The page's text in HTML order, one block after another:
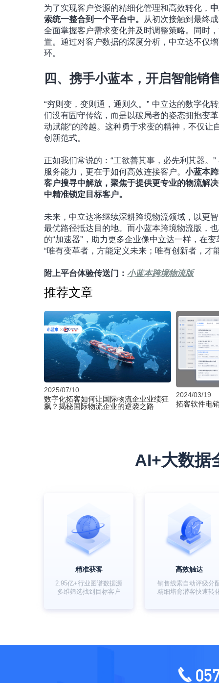
为了实现客户资源的精细化管理和高效转化，
索统一整合到一个平台中。 从初次接触到最终
全面掌握客户需求变化并及时调整策略。同时
置。通过对客户数据的深度分析，中立达不仅
环。
四、携手小蓝本，开启智能销
“穷则变，变则通，通则久。” 中立达的数字化
们没有固守传统，而是以破局者的姿态拥抱变
动赋能”的跨越。这种勇于求变的精神，不仅
创新范式。
正如我们常说的：“工欲善其事，必先利其器
服务能力，更在于如何高效连接客户。 小蓝本
客户搜寻中解放，聚焦于提供更专业的物流解
中精准锁定目标客户。
未来，中立达将继续深耕跨境物流领域，以更
最优路径抵达目的地。而小蓝本跨境物流版，
的“加速器”，助力更多企业像中立达一样，在
“唯有变革者，方能定义未来；唯有创新者，才
附上平台体验传送门： 小蓝本跨境物流版
推荐文章
2025/07/10
数字化拓客如何让国际物流企业业绩狂
飙？揭秘国际物流企业的逆袭之路
2024/03/19
拓客软件电
AI+大数据
精准获客
2.95亿+行业图谱数据源
多维筛选找到目标客户
高效触达
销售线索自动评级分
精细培育潜客快速转